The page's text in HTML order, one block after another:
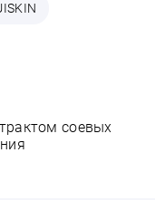
соевых